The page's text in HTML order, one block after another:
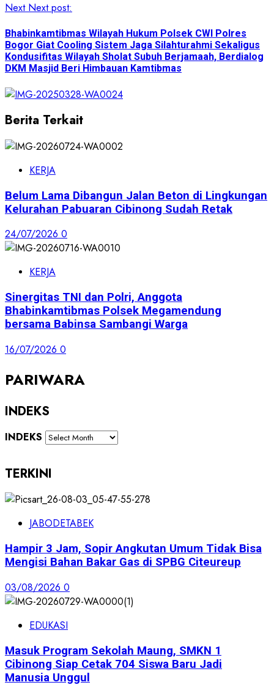
Next Next post:
Bhabinkamtibmas Wilayah Hukum Polsek CWI Polres
Bogor Giat Cooling Sistem Jaga Silahturahmi Sekaligus
Kondusifitas Wilayah Sholat Subuh Berjamaah, Berdialog
DKM Masjid Beri Himbauan Kamtibmas
Berita Terkait
KERJA
Belum Lama Dibangun Jalan Beton di Lingkungan
Kelurahan Pabuaran Cibinong Sudah Retak
24/07/2026 0
KERJA
Sinergitas TNI dan Polri, Anggota
Bhabinkamtibmas Polsek Megamendung
bersama Babinsa Sambangi Warga
16/07/2026 0
PARIWARA
INDEKS
INDEKS
TERKINI
JABODETABEK
Hampir 3 Jam, Sopir Angkutan Umum Tidak Bisa
Mengisi Bahan Bakar Gas di SPBG Citeureup
03/08/2026 0
EDUKASI
Masuk Program Sekolah Maung, SMKN 1
Cibinong Siap Cetak 704 Siswa Baru Jadi
Manusia Unggul